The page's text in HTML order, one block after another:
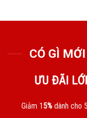
CÓ GÌ
ƯU ĐÃI
Giảm 1 5% dành cho